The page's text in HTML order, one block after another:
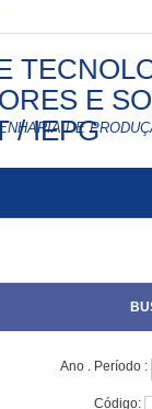
E
/ IEPG
DE
Ano . Período :
Código: